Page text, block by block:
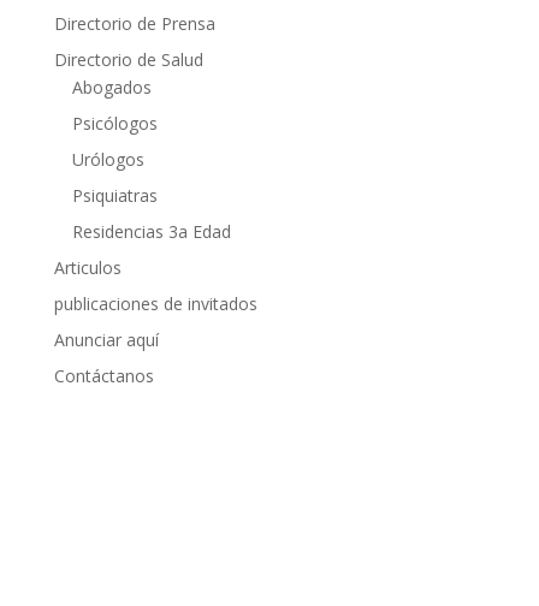
Directorio de Prensa
Directorio de Salud
Abogados
Psicólogos
Urólogos
Psiquiatras
Residencias 3a Edad
Articulos
publicaciones de invitados
Anunciar aquí
Contáctanos